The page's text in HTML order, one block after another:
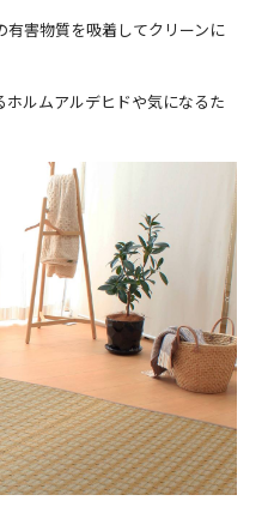
有害物質を吸着してクリーンに
ルムアルデヒドや気になるた